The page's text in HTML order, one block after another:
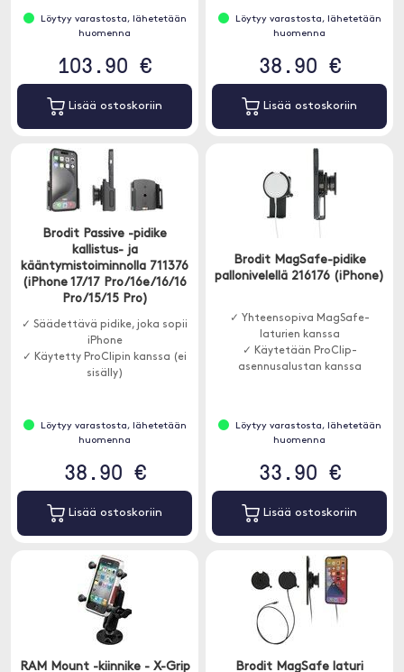
Löytyy varastosta, lähetetään
huomenna
103.90 €
Lisää ostoskoriin
Löytyy varastosta, lähetetään
huomenna
38.90 €
Lisää ostoskoriin
Brodit Passive -pidike
kallistus- ja
kääntymistoiminnolla 711376
(iPhone 17/17 Pro/16e/16/16
Pro/15/15 Pro)
✓ Säädettävä pidike, joka sopii
iPhone
✓ Käytetty ProClipin kanssa (ei
sisälly)
Löytyy varastosta, lähetetään
huomenna
38.90 €
Lisää ostoskoriin
Brodit MagSafe-pidike
pallonivelellä 216176 (iPhone)
✓ Yhteensopiva MagSafe-
laturien kanssa
✓ Käytetään ProClip-
asennusalustan kanssa
Löytyy varastosta, lähetetään
huomenna
33.90 €
Lisää ostoskoriin
RAM Mount -kiinnike - X-Grip
Brodit MagSafe laturi